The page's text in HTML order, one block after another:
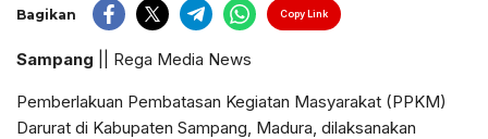
Bagikan Copy Link
Sampang || Rega Media News
Pemberlakuan Pembatasan Kegiatan Masyarakat (PPKM)
Darurat di Kabupaten Sampang, Madura, dilaksanakan